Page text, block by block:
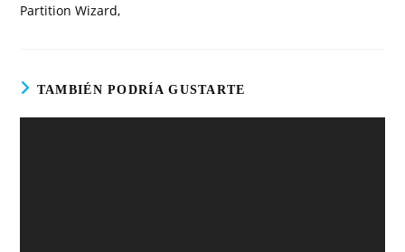
Partition Wizard,
TAMBIÉN PODRÍA GUSTARTE